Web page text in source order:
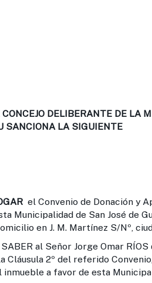
DELIBERANTE DE LA
SANCIONA LA SIGUIENTE
el Convenio de Donación y
Municipalidad de San José de
en J. M. Martínez S/Nº,
SABER al Señor Jorge Omar
Cláusula 2º del referido
a favor de esta